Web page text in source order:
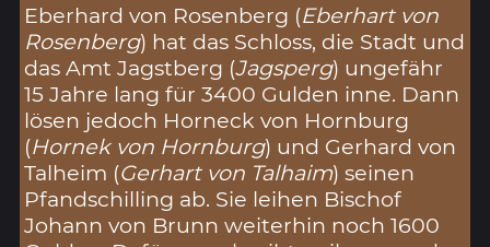
Eberhard von Rosenberg (Eberhart von
Rosenberg) hat das Schloss, die Stadt und
das Amt Jagstberg (Jagsperg) ungefähr
15 Jahre lang für 3400 Gulden inne. Dann
lösen jedoch Horneck von Hornburg
(Hornek von Hornburg) und Gerhard von
Talheim (Gerhart von Talhaim) seinen
Pfandschilling ab. Sie leihen Bischof
Johann von Brunn weiterhin noch 1600